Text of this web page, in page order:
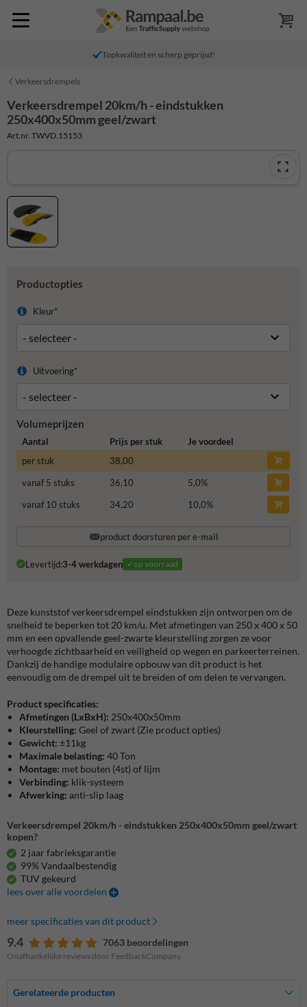
Topkwaliteit en scherp geprijsd!
Verkeersdrempels
Verkeersdrempel 20km/h - eindstukken
250x400x50mm geel/zwart
Art.nr. TWVD.15153
Productopties
Kleur*
Uitvoering*
Volumeprijzen
Aantal Prijs per stuk
Je voordeel
per stuk
38,00
vanaf 5 stuks
36,10 5,0%
vanaf 10 stuks
34,20 10,0%
product doorsturen per e-mail
Levertijd:3-4 werkdagen ✓op voorraad
Deze kunststof verkeersdrempel eindstukken zijn ontworpen om de
snelheid te beperken tot 20 km/u. Met afmetingen van 250 x 400 x 50
mm en een opvallende geel-zwarte kleurstelling zorgen ze voor
verhoogde zichtbaarheid en veiligheid op wegen en parkeerterreinen.
Dankzij de handige modulaire opbouw van dit product is het
eenvoudig om de drempel uit te breiden of om delen te vervangen.
Product specificaties:
Afmetingen (LxBxH): 250x400x50mm
Kleurstelling: Geel of zwart (Zie product opties)
Gewicht: ±11kg
Maximale belasting: 40 Ton
Montage: met bouten (4st) of lijm
Verbinding: klik-systeem
Afwerking: anti-slip laag
Verkeersdrempel 20km/h - eindstukken 250x400x50mm geel/zwart
kopen?
2 jaar fabrieksgarantie
99% Vandaalbestendig
TUV gekeurd
lees over alle voordelen
meer specificaties van dit product
9.4 7063 beoordelingen
Onafhankelijke reviews door FeedbackCompany
Gerelateerde producten